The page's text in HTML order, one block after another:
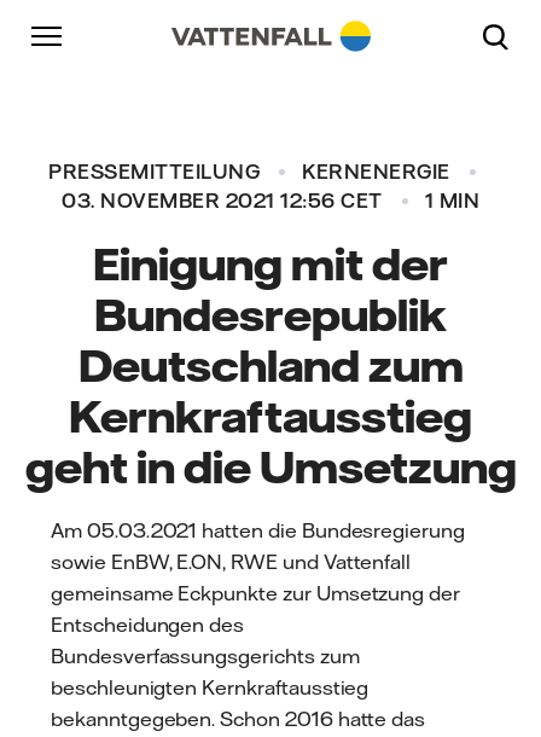
Überspringen
Zurück zur Hauptnavigation
Gehe zur Fußzeile
PRESSEMITTEILUNG
KERNENERGIE
03. NOVEMBER 2021 12:56 CET
1 MIN
Einigung mit der
Bundesrepublik
Deutschland zum
Kernkraftausstieg
geht in die Umsetzung
Am 05.03.2021 hatten die Bundesregierung
sowie EnBW, E.ON, RWE und Vattenfall
gemeinsame Eckpunkte zur Umsetzung der
Entscheidungen des
Bundesverfassungsgerichts zum
beschleunigten Kernkraftausstieg
bekanntgegeben. Schon 2016 hatte das
Zurück zur Hauptnavigation